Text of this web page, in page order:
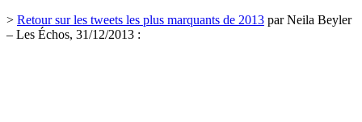
> Retour sur les tweets les plus marquants de 2013 par Neila Beyler
– Les Échos, 31/12/2013 :